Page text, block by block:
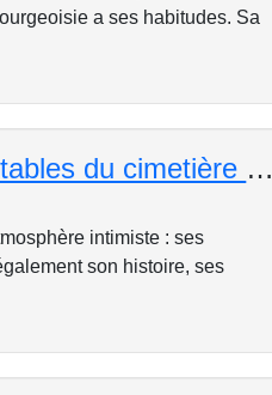
a ses habitudes. Sa
Célébrités et tombeaux notables du cimetière de Passy
intimiste : ses
son histoire, ses